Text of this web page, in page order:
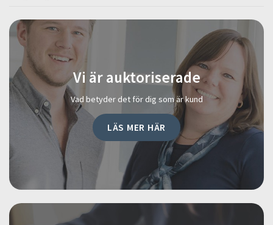
Vi är auktoriserade
Vad betyder det för dig som är kund
LÄS MER HÄR